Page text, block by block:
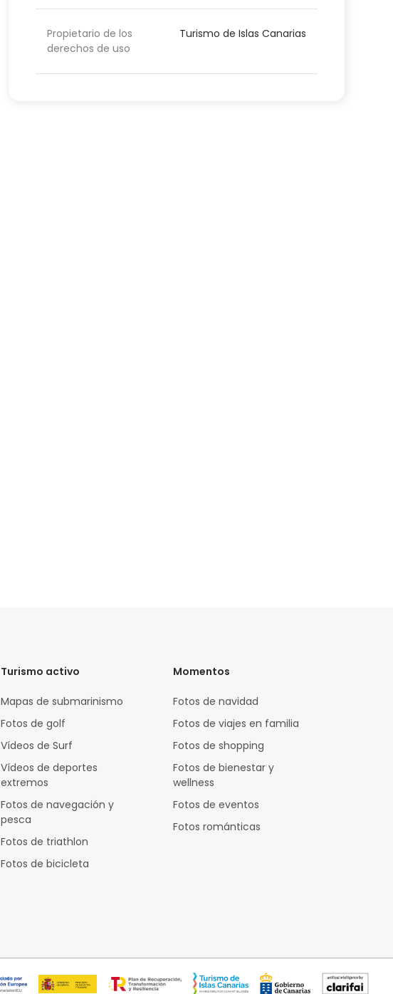
Propietario de los
derechos de uso
Turismo de Islas Canarias
Turismo activo
Mapas de submarinismo
Fotos de golf
Vídeos de Surf
Vídeos de deportes
extremos
Fotos de navegación y
pesca
Fotos de triathlon
Fotos de bicicleta
Momentos
Fotos de navidad
Fotos de viajes en familia
Fotos de shopping
Fotos de bienestar y
wellness
Fotos de eventos
Fotos románticas